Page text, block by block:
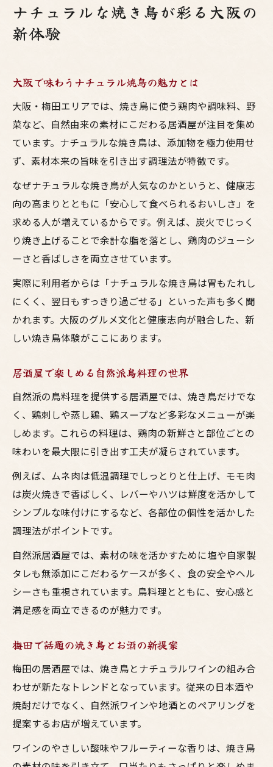
梅田の居酒屋で選ぶ健康派鳥料理の楽しみ
方
お酒と相性抜群なナチュラル焼鳥の魅力
大阪で体験するヘルシーな鳥料理の選び方
居酒屋だからこそ味わえる鳥料理の奥深さ
お酒と楽しむ焼鳥の魅力に迫る食体験
焼き鳥とお酒が生む大阪の至福時間を紹介
ナチュラル鳥料理と相性抜群のお酒選び
居酒屋で味わう焼鳥とお酒の楽しみ方
梅田で人気の焼き鳥とお酒のペアリング術
健康志向の焼鳥に合うお酒の選択ポイント
ナチュラルな焼き鳥が居酒屋で選ばれる背
景
大阪の鳥料理が健康志向に愛される訳
お酒と相性良い自然派焼鳥の健康効果
焼き鳥がヘルシーおつまみとされる理由
自然素材が引き立てる焼鳥とお酒の深い相性
自然素材の焼き鳥が生むお酒との相乗効果
居酒屋で味わうナチュラル焼鳥とお酒の一
体感
大阪で人気の焼き鳥と自然派お酒の関係性
鳥料理が引き立つお酒の選び方とは
焼き鳥とお酒の相性を高める自然素材の力
ヘルシーな居酒屋選びで注目の鳥料理とは
健康志向が注目する焼き鳥居酒屋の選び方
大阪で話題のヘルシー鳥料理の特徴を解説
梅田の居酒屋で体験するナチュラル焼鳥
お酒に合うヘルシー鳥料理の選択ポイント
ナチュラルな焼き鳥が彩る大阪の
新体験
大阪で味わうナチュラル焼鳥の魅力とは
大阪・梅田エリアでは、焼き鳥に使う鶏肉や調味料、野
菜など、自然由来の素材にこだわる居酒屋が注目を集め
ています。ナチュラルな焼き鳥は、添加物を極力使用せ
ず、素材本来の旨味を引き出す調理法が特徴です。
なぜナチュラルな焼き鳥が人気なのかというと、健康志
向の高まりとともに「安心して食べられるおいしさ」を
求める人が増えているからです。例えば、炭火でじっく
り焼き上げることで余計な脂を落とし、鶏肉のジューシ
ーさと香ばしさを両立させています。
実際に利用者からは「ナチュラルな焼き鳥は胃もたれし
にくく、翌日もすっきり過ごせる」といった声も多く聞
かれます。大阪のグルメ文化と健康志向が融合した、新
しい焼き鳥体験がここにあります。
居酒屋で楽しめる自然派鳥料理の世界
自然派の鳥料理を提供する居酒屋では、焼き鳥だけでな
く、鶏刺しや蒸し鶏、鶏スープなど多彩なメニューが楽
しめます。これらの料理は、鶏肉の新鮮さと部位ごとの
味わいを最大限に引き出す工夫が凝らされています。
例えば、ムネ肉は低温調理でしっとりと仕上げ、モモ肉
は炭火焼きで香ばしく、レバーやハツは鮮度を活かして
シンプルな味付けにするなど、各部位の個性を活かした
調理法がポイントです。
自然派居酒屋では、素材の味を活かすために塩や自家製
タレも無添加にこだわるケースが多く、食の安全やヘル
シーさも重視されています。鳥料理とともに、安心感と
満足感を両立できるのが魅力です。
梅田で話題の焼き鳥とお酒の新提案
梅田の居酒屋では、焼き鳥とナチュラルワインの組み合
わせが新たなトレンドとなっています。従来の日本酒や
焼酎だけでなく、自然派ワインや地酒とのペアリングを
提案するお店が増えています。
ワインのやさしい酸味やフルーティーな香りは、焼き鳥